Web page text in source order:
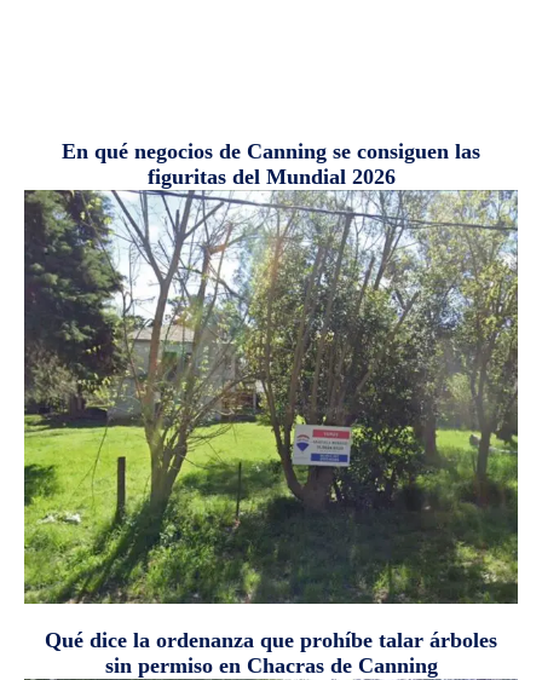
En qué negocios de Canning se consiguen las
figuritas del Mundial 2026
Qué dice la ordenanza que prohíbe talar árboles
sin permiso en Chacras de Canning